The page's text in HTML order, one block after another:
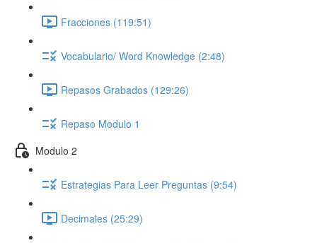
Fracciones (119:51)
Vocabulario/ Word Knowledge (2:48)
Repasos Grabados (129:26)
Repaso Modulo 1
Modulo 2
Estrategias Para Leer Preguntas (9:54)
Decimales (25:29)